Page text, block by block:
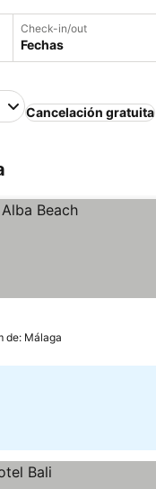
Check-in/out
Fechas
Cancelación gratuita
de: Málaga